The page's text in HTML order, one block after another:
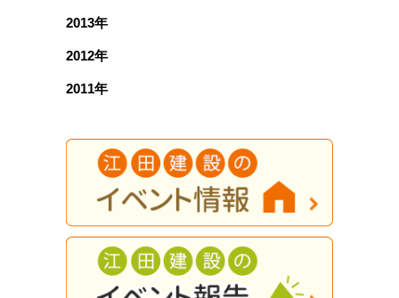
2013年
2012年
2011年